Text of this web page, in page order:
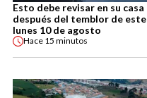
Esto debe revisar en su casa
después del temblor de este
lunes 10 de agosto
Hace 15 minutos